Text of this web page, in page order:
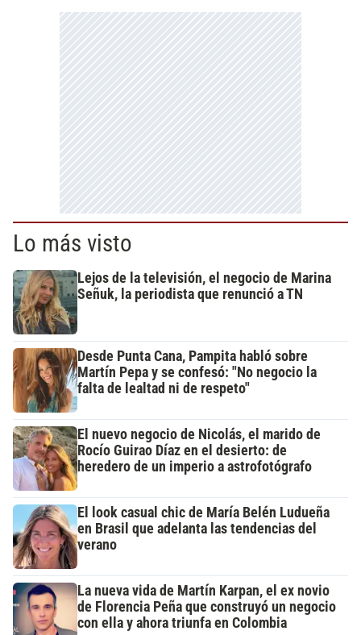
Lo más visto
Lejos de la televisión, el negocio de Marina
Señuk, la periodista que renunció a TN
Desde Punta Cana, Pampita habló sobre
Martín Pepa y se confesó: "No negocio la
falta de lealtad ni de respeto"
El nuevo negocio de Nicolás, el marido de
Rocío Guirao Díaz en el desierto: de
heredero de un imperio a astrofotógrafo
El look casual chic de María Belén Ludueña
en Brasil que adelanta las tendencias del
verano
La nueva vida de Martín Karpan, el ex novio
de Florencia Peña que construyó un negocio
con ella y ahora triunfa en Colombia